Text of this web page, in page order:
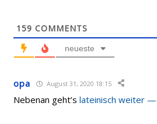
159 COMMENTS
neueste
opa August 31, 2020 18:15
Nebenan geht’slateinisch weiter